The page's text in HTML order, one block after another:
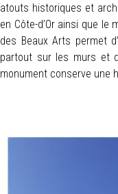
atouts historiques et
en Côte-d’Or ainsi que
des Beaux Arts permet
partout sur les murs et
monument conserve une